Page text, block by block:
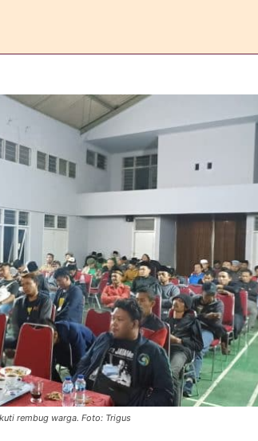
rembug warga. Foto: Trigus